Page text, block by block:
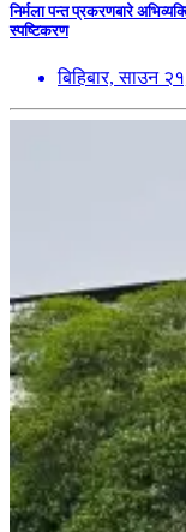
निर्मला पन्त प्रकरणबारे
स्पष्टिकरण
बिहिबार, साउन